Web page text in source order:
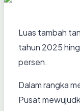
Luas tambah
tahun 2025
persen.
Dalam rangka
Pusat